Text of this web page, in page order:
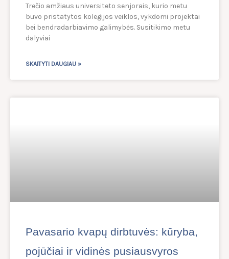
Trečio amžiaus universiteto senjorais, kurio metu
buvo pristatytos kolegijos veiklos, vykdomi projektai
bei bendradarbiavimo galimybės. Susitikimo metu
dalyviai
SKAITYTI DAUGIAU »
Pavasario kvapų dirbtuvės: kūryba,
pojūčiai ir vidinės pusiausvyros